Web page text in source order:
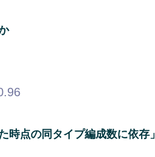
時点の同タイプ編成数に依存